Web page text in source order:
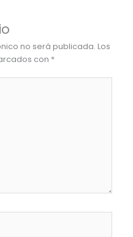
no será publicada. Los
con *